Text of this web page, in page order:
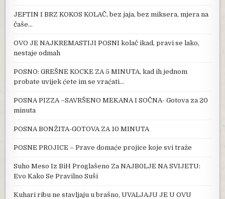
JEFTIN I BRZ KOKOS KOLAČ, bez jaja, bez miksera, mjera na
čaše…
OVO JE NAJKREMASTIJI POSNI kolač ikad, pravi se lako,
nestaje odmah
POSNO: GREŠNE KOCKE ZA 5 MINUTA, kad ih jednom
probate uvijek ćete im se vraćati…
POSNA PIZZA –SAVRŠENO MEKANA I SOČNA- Gotova za 20
minuta
POSNA BONŽITA-GOTOVA ZA 10 MINUTA
POSNE PROJICE – Prave domaće projice koje svi traže
Suho Meso Iz BiH Proglašeno Za NAJB0LJE NA SVIJETU:
Evo Kako Se Pravilno Suši
Kuhari ribu ne stavljaju u brašno, UVALJAJU JE U OVU